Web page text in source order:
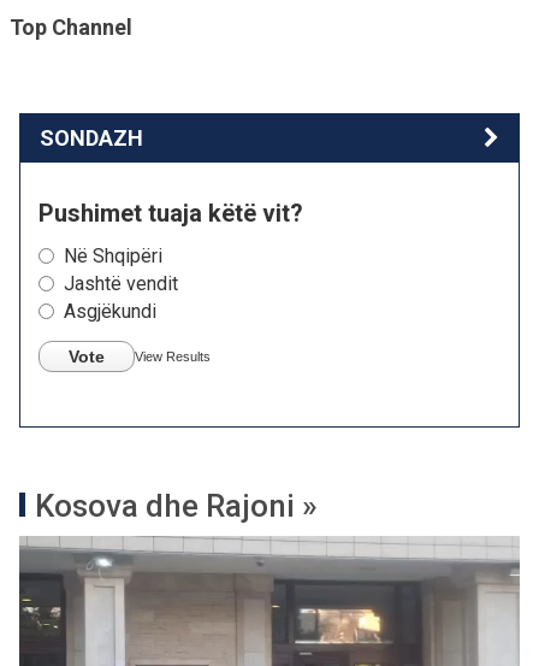
Top Channel
SONDAZH
Pushimet tuaja këtë vit?
Në Shqipëri
Jashtë vendit
Asgjëkundi
Vote View Results
Kosova dhe Rajoni »